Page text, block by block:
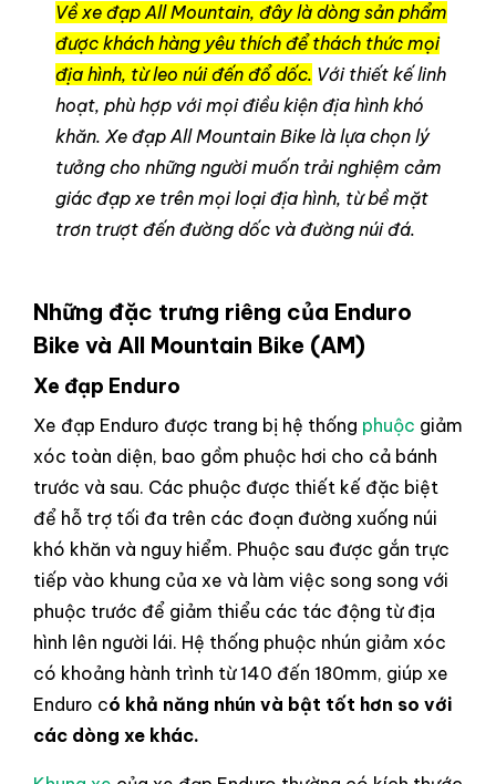
Về xe đạp All Mountain, đây là dòng sản phẩm
được khách hàng yêu thích để thách thức mọi
địa hình, từ leo núi đến đổ dốc. Với thiết kế linh
hoạt, phù hợp với mọi điều kiện địa hình khó
khăn. Xe đạp All Mountain Bike là lựa chọn lý
tưởng cho những người muốn trải nghiệm cảm
giác đạp xe trên mọi loại địa hình, từ bề mặt
trơn trượt đến đường dốc và đường núi đá.
Những đặc trưng riêng của Enduro
Bike và All Mountain Bike (AM)
Xe đạp Enduro
Xe đạp Enduro được trang bị hệ thống phuộc giảm
xóc toàn diện, bao gồm phuộc hơi cho cả bánh
trước và sau. Các phuộc được thiết kế đặc biệt
để hỗ trợ tối đa trên các đoạn đường xuống núi
khó khăn và nguy hiểm. Phuộc sau được gắn trực
tiếp vào khung của xe và làm việc song song với
phuộc trước để giảm thiểu các tác động từ địa
hình lên người lái. Hệ thống phuộc nhún giảm xóc
có khoảng hành trình từ 140 đến 180mm, giúp xe
Enduro có khả năng nhún và bật tốt hơn so với
các dòng xe khác.